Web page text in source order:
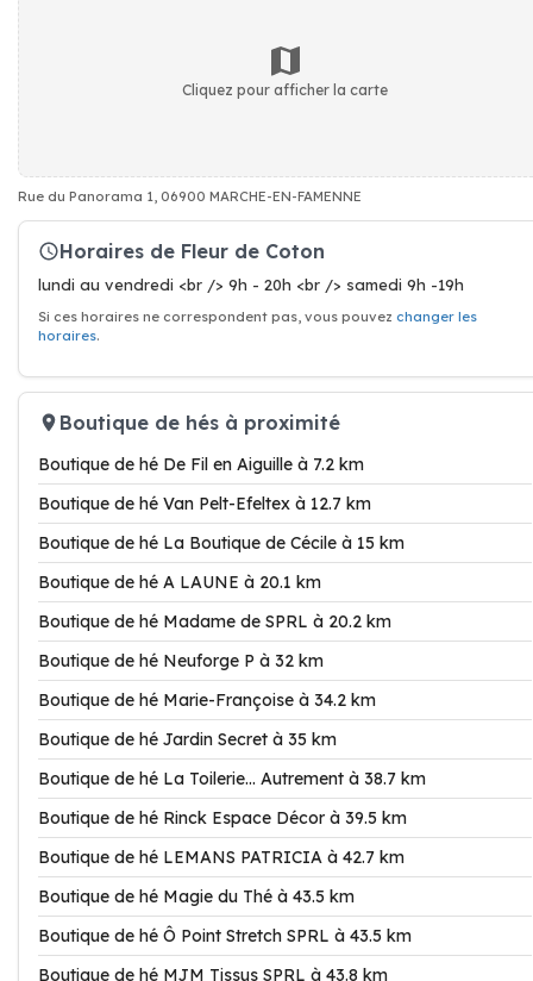
Cliquez pour afficher la carte
Rue du Panorama 1, 06900 MARCHE-EN-FAMENNE
Horaires de Fleur de Coton
lundi au vendredi <br /> 9h - 20h <br /> samedi 9h -19h
Si ces horaires ne correspondent pas, vous pouvez changer les
horaires.
Boutique de hés à proximité
Boutique de hé De Fil en Aiguille à 7.2 km
Boutique de hé Van Pelt-Efeltex à 12.7 km
Boutique de hé La Boutique de Cécile à 15 km
Boutique de hé A LAUNE à 20.1 km
Boutique de hé Madame de SPRL à 20.2 km
Boutique de hé Neuforge P à 32 km
Boutique de hé Marie-Françoise à 34.2 km
Boutique de hé Jardin Secret à 35 km
Boutique de hé La Toilerie... Autrement à 38.7 km
Boutique de hé Rinck Espace Décor à 39.5 km
Boutique de hé LEMANS PATRICIA à 42.7 km
Boutique de hé Magie du Thé à 43.5 km
Boutique de hé Ô Point Stretch SPRL à 43.5 km
Boutique de hé MJM Tissus SPRL à 43.8 km